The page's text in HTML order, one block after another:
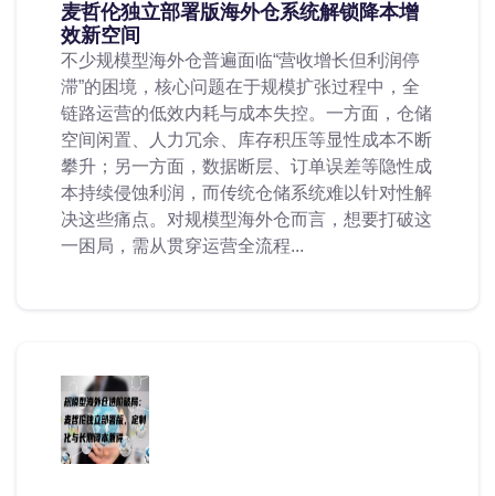
麦哲伦独立部署版海外仓系统解锁降本增
效新空间
不少规模型海外仓普遍面临“营收增长但利润停
滞”的困境，核心问题在于规模扩张过程中，全
链路运营的低效内耗与成本失控。一方面，仓储
空间闲置、人力冗余、库存积压等显性成本不断
攀升；另一方面，数据断层、订单误差等隐性成
本持续侵蚀利润，而传统仓储系统难以针对性解
决这些痛点。对规模型海外仓而言，想要打破这
一困局，需从贯穿运营全流程...